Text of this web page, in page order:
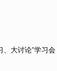
大讨论”学习会